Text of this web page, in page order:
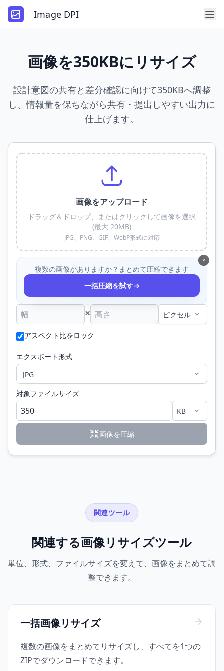
Image DPI
画像を350KBにリサイズ
設計意図の共有と差分確認に向けて350KBへ調整
し、情報量を保ちながら共有・提出しやすい出力に
仕上げます。
画像をアップロード
ドラッグ＆ドロップ、またはクリックして画像を選択
(最大 20MB)
JPG、PNG、GIF、WebP形式に対応
×
複数の画像がありますか？まとめて圧縮できます
一括圧縮を試す→
×
アスペクト比をロック
エクスポート形式
対象ファイルサイズ
画像を圧縮
関連ツール
関連する画像リサイズツール
単位、形式、ファイルサイズを変えて、画像をまとめて調
整できます。
一括画像リサイズ
複数の画像をまとめてリサイズし、すべてを1つの
ZIPでダウンロードできます。